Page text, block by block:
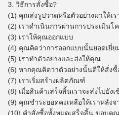
3. วิธีการสั่งซื้อ?
(1) คุณส่งรูปวาดหรือตัวอย่างมาให้เร
(2) เราดำเนินการผ่านการประเมินโ
(3) เราให้คุณออกแบบ
(4) คุณคิดว่าการออกแบบนั้นยอดเยี่ย
(5) เราทำตัวอย่างและส่งให้คุณ
(6) หากคุณคิดว่าตัวอย่างนั้นดีให้สั่งซื้
(7) เราเริ่มสร้างผลิตภัณฑ์
(8) เมื่อสินค้าเสร็จสิ้นเราจะส่งไปยังเ
(9) คุณชำระยอดคงเหลือให้เราหลังจ
(10) คำสั่งซื้อทั้งหมดเสร็จสิ้น ขอบคุ